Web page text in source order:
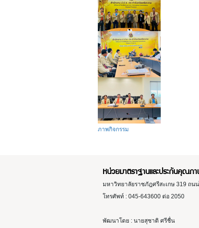
ภาพกิจกรรม
หน่วยมาตราฐานและประกันคุณภ
มหาวิทยาลัยราชภัฎศรีสะเกษ 319 ถน
โทรศัพท์ : 045-643600 ต่อ 2050
พัฒนาโดย : นายสุชาติ ศรีชื่น